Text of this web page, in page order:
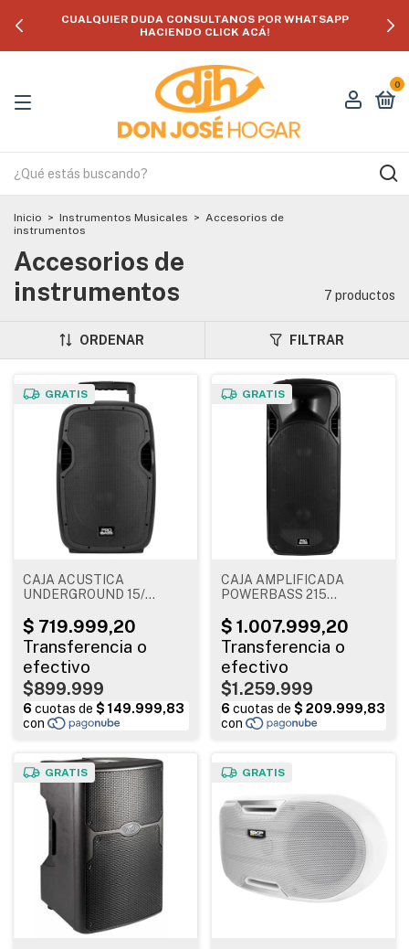
CUALQUIER DUDA CONSULTANOS POR WHATSAPP
HACIENDO CLICK ACÁ!
0
Inicio > Instrumentos Musicales > Accesorios de
instrumentos
Accesorios de
instrumentos
7 productos
ORDENAR FILTRAR
GRATIS
CAJA ACUSTICA
UNDERGROUND 15/
$899.999
GRATIS
CAJA AMPLIFICADA
POWERBASS 215
$1.259.999
GRATIS GRATIS